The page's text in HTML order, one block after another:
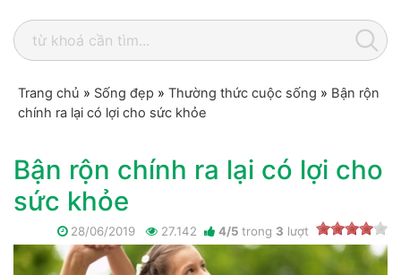
Trang chủ » Sống đẹp » Thường thức cuộc sống » Bận rộn
chính ra lại có lợi cho sức khỏe
Bận rộn chính ra lại có lợi cho
sức khỏe
28/06/2019 27.142 4/5 trong 3 lượt